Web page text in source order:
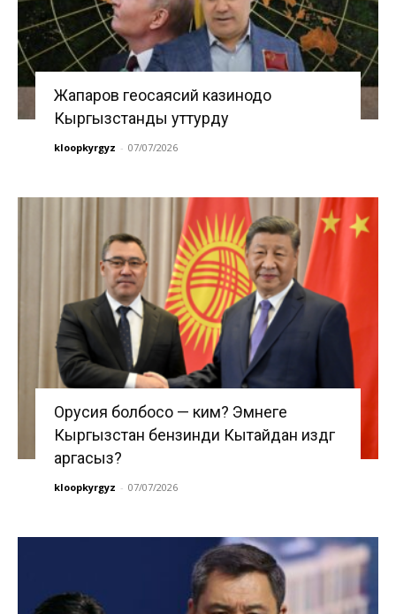
Жапаров геосаясий казинодо
Кыргызстанды уттурду
kloopkyrgyz - 07/07/2026
Орусия болбосо — ким? Эмнеге
Кыргызстан бензинди Кытайдан издөөгө
аргасыз?
kloopkyrgyz - 07/07/2026